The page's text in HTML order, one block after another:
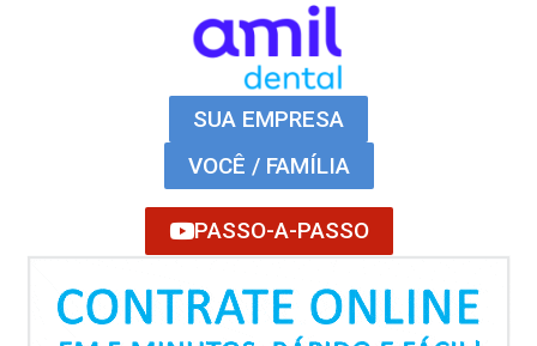
SUA EMPRESA
VOCÊ / FAMÍLIA
PASSO-A-PASSO